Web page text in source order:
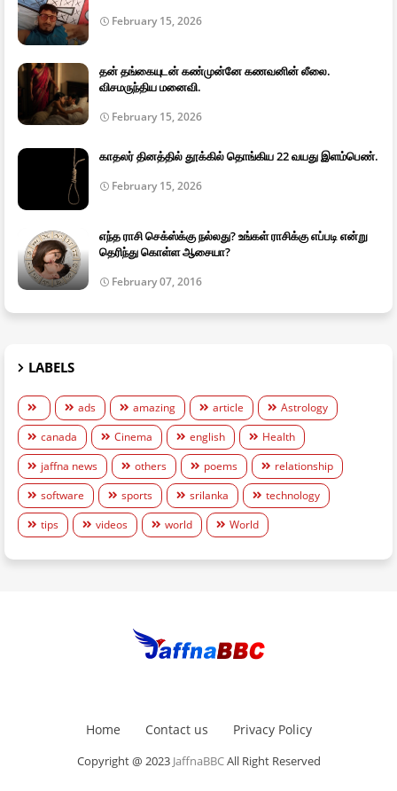
February 15, 2026
தன் தங்கையுடன் கண்முன்னே கணவனின் லீலை.
விசமருந்திய மனைவி.
February 15, 2026
காதலர் தினத்தில் தூக்கில் தொங்கிய 22 வயது இளம்பெண்.
February 15, 2026
எந்த ராசி செக்ஸ்க்கு நல்லது? உங்கள் ராசிக்கு எப்படி என்று
தெரிந்து கொள்ள ஆசையா?
February 07, 2016
LABELS
ads amazing article
Astrology
canada
Cinema english
Health
jaffna news
others poems
relationship
software
sports srilanka
technology
tips
videos world World
Home Contact us Privacy Policy
Copyright @ 2023 JaffnaBBCAll Right Reserved